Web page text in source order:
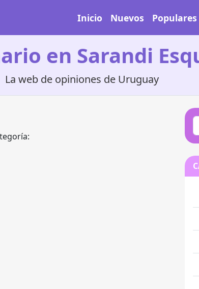
Inicio Nuevos Populares
en Sarandi
La web de opiniones de Uruguay